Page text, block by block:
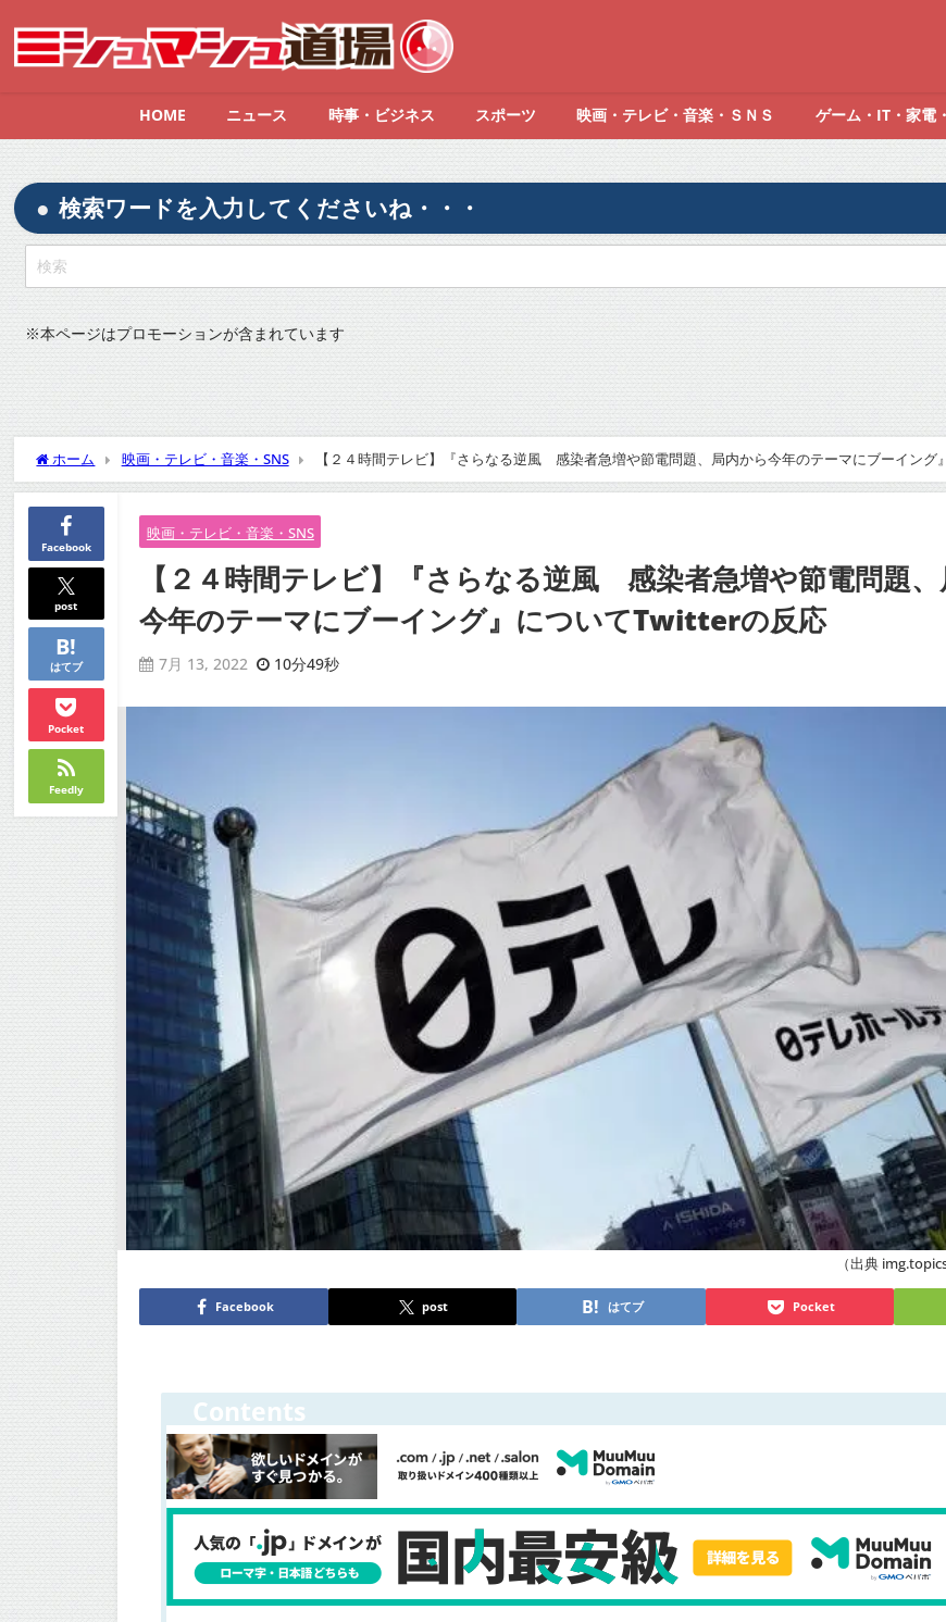
HOME ニュース 時事・ビジネス スポーツ 映画・テレビ・音楽・ＳＮＳ ゲーム・IT・家電
検索ワードを入力してくださいね・・・
※本ページはプロモーションが含まれています
ホーム 映画・テレビ・音楽・SNS
【２４時間テレビ】『さらなる逆風 感染者急増や節電問題、局内から今年のテーマにブーイング
応
Facebook
post
はてブ
Pocket
Feedly
映画・テレビ・音楽・SNS
【２４時間テレビ】『さらなる逆風 感染者急増や節電問題、
今年のテーマにブーイング』についてTwitterの反応
7月 13, 2022 10分49秒
（出典
Facebook post はてブ Pocket
Contents